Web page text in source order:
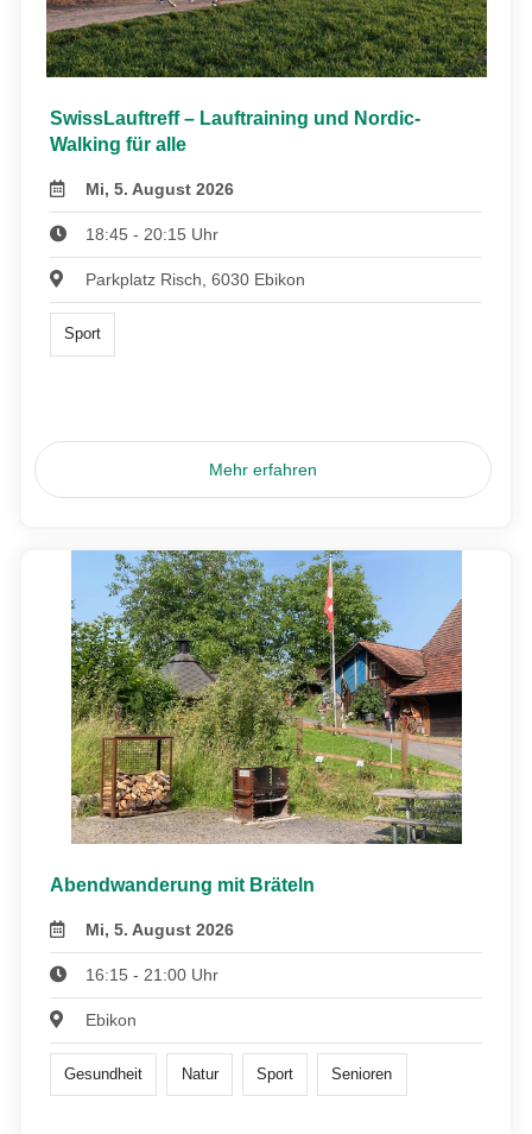
SwissLauftreff – Lauftraining und Nordic-
Walking für alle
Mi, 5. August 2026
18:45 - 20:15 Uhr
Parkplatz Risch, 6030 Ebikon
Sport
Mehr erfahren
Abendwanderung mit Bräteln
Mi, 5. August 2026
16:15 - 21:00 Uhr
Ebikon
Gesundheit Natur Sport Senioren